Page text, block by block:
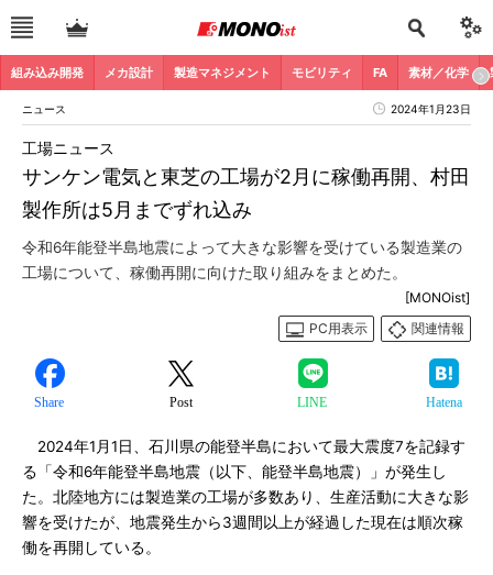
組み込み開発 メカ設計 製造マネジメント モビリティ FA 素材／化学
ニュース 2024年1月23日
サンケン電気と東芝の工場が2月に稼働再開、村田
製作所は5月までずれ込み
工場ニュース
令和6年能登半島地震によって大きな影響を受けている製造業の
工場について、稼働再開に向けた取り組みをまとめた。
[MONOist]
PC用表示
関連情報
Share Post LINE Hatena
2024年1月1日、石川県の能登半島において最大震度7を記録す
る「令和6年能登半島地震（以下、能登半島地震）」が発生し
た。北陸地方には製造業の工場が多数あり、生産活動に大きな影
響を受けたが、地震発生から3週間以上が経過した現在は順次稼
働を再開している。